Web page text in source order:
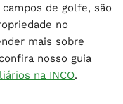
de golfe, são
no
mais sobre
nosso guia
na INCO.